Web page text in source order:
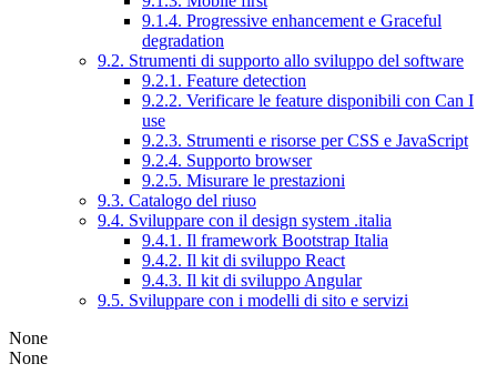
9.1.4. Progressive enhancement e Graceful
degradation
9.2. Strumenti di supporto allo sviluppo del software
9.2.1. Feature detection
9.2.2. Verificare le feature disponibili con Can I
use
9.2.3. Strumenti e risorse per CSS e JavaScript
9.2.4. Supporto browser
9.2.5. Misurare le prestazioni
9.3. Catalogo del riuso
9.4. Sviluppare con il design system .italia
9.4.1. Il framework Bootstrap Italia
9.4.2. Il kit di sviluppo React
9.4.3. Il kit di sviluppo Angular
9.5. Sviluppare con i modelli di sito e servizi
None
None